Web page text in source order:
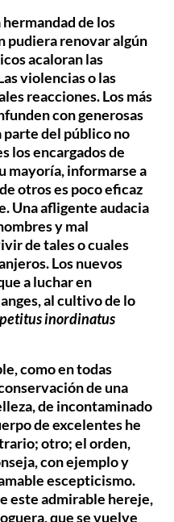
de los
pudiera renovar algún
acaloran las
violencias o las
reacciones. Los más
con generosas
parte del público no
los encargados de
mayoría, informarse a
otros es poco eficaz
Una afligente audacia
y mal
de tales o cuales
Los nuevos
a luchar en
al cultivo de lo
inordinatus
como en todas
de una
de incontaminado
de excelentes he
otro; el orden,
con ejemplo y
escepticismo.
este admirable hereje,
que se vuelve